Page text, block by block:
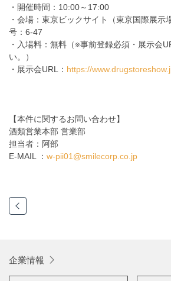
・開催時間：10:00～17:00
・会場：東京ビックサイト（東京国際展示
号：6-47
・入場料：無料（※事前登録必須・展示会
い。）
・展示会URL： https://
【本件に関するお問い合わせ】
酒類営業本部 営業部
担当者：阿部
E-MAIL ： w-pii01@smilecorp.co.jp
企業情報